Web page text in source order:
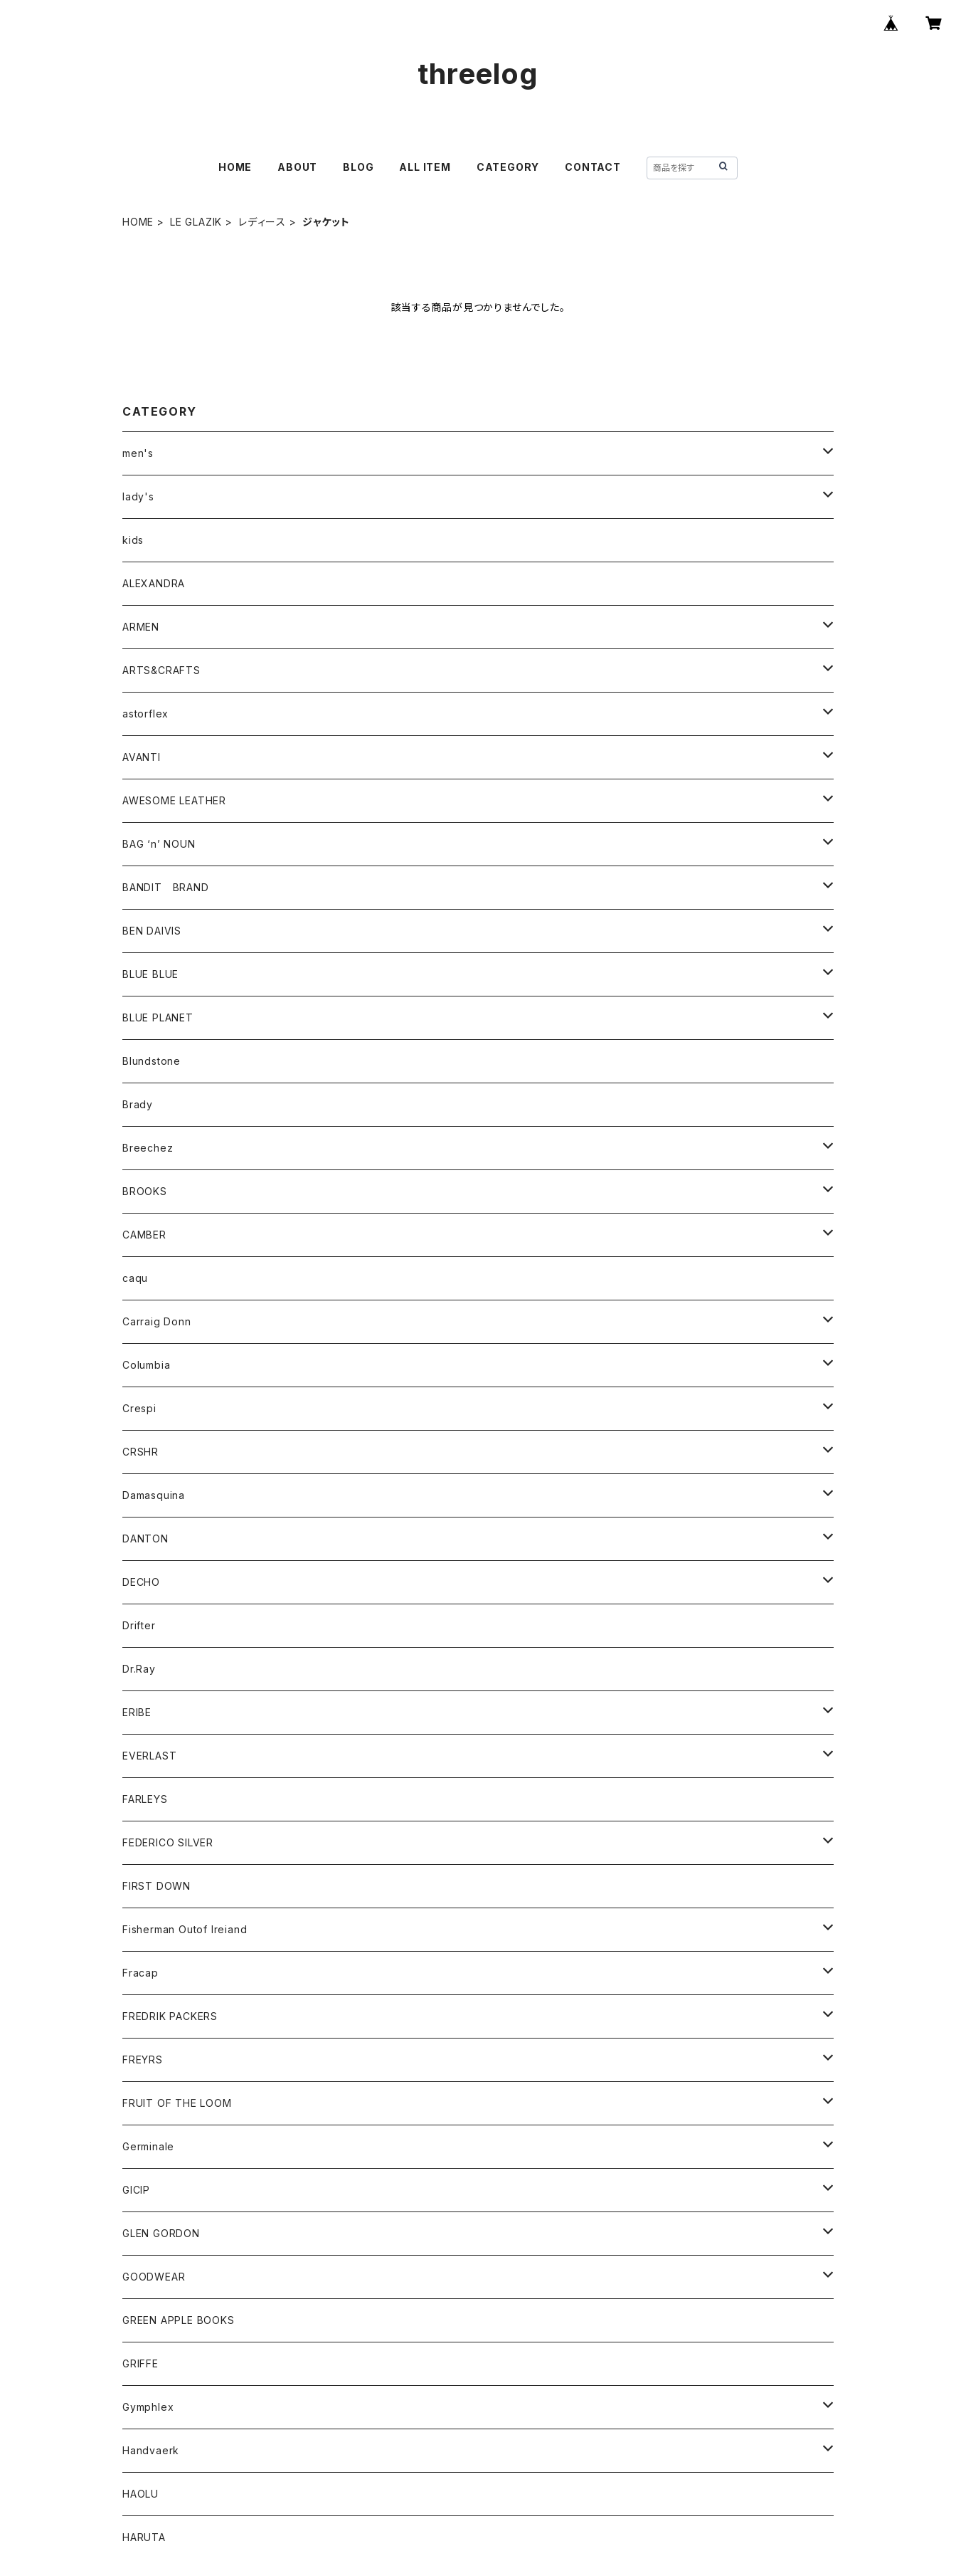
threelog
HOME ABOUT BLOG ALL ITEM CATEGORY CONTACT
HOME LE GLAZIK レディース ジャケット
該当する商品が見つかりませんでした。
CATEGORY
men's
アウター
トップス
Tシャツ
シャツ
ボトムス
lady's
アウター
トップス
Tシャツ・カットソー
シャツ・ブラウス
ボトムス
パンツ
スカート
ワンピース・オールインワン
バッグ
シューズ
アクセサリー
その他雑貨
kids
ALEXANDRA
ARMEN
アウター
コート
ジャケット
トップス
ベスト
シャツ
ワンピース
ボトム
スカート
パンツ
グッズ
靴
ARTS&CRAFTS
アクセサリー
ウォレット
バッグ
astorflex
グッズ
靴
AVANTI
シャツ
AWESOME LEATHER
アウター
革ジャケット
BAG ‘n’ NOUN
アクセサリー
バッグ
ポーチ
BANDIT BRAND
トップス
Ｔシャツ
BEN DAIVIS
ポトム
パンツ
BLUE BLUE
アウター
カーディガン
コート
アクセサリー
バッグ
ベルト
キッズ
Tシャツ
グッズ
アンダーウェアー
カードホルダー
チーフ
バンダナ
トップス
カーディガン
トレーナー
パーカー
ボトム
オーバーオール
ショートパンツ
レディース
オーバーオール
カーディガン
Tシャツ
パーカー
BLUE PLANET
サングラス
Blundstone
Brady
Breechez
シャツ
BROOKS
グッズ
靴
CAMBER
トップス
ハーフスリーブTシャツ
caqu
Carraig Donn
ニット
Columbia
アウター
ジャケット
Crespi
ジャケット
ワンピース
ブラウス
CRSHR
キャップ
Damasquina
ウォレット
カードケース
バッグ
DANTON
アウター
コート
ジャケット
アクセサリー
バッグ
キッズ
シャツ
Tシャツ
グッズ
帽子
トップス
シャツ
セーター
ボトム
ショートパンツ
パンツ
レディース
コート
ジャケット
Tシャツ
ボトム
DECHO
帽子
Drifter
Dr.Ray
ERIBE
ニット
EVERLAST
トップス
ジャケット
スエットシャツ
ボトム
スエットパンツ
グッズ
帽子
FARLEYS
FEDERICO SILVER
アクセサリー
FIRST DOWN
Fisherman Outof Ireiand
ニット
Fracap
グッズ
靴
FREDRIK PACKERS
アクセサリー
バッグ
FREYRS
サングラス
FRUIT OF THE LOOM
アウター
パーカー
グッズ
ネクタイ
チーフ
トップス
シャツ
タンクトップ
ボトム
ショートパンツ
スカート
レディース
スカート
Tシャツ
Germinale
靴
サンダル
GICIP
トップス
Tシャツ
GLEN GORDON
グッズ
手袋
GOODWEAR
トップス
Tシャツ
GREEN APPLE BOOKS
GRIFFE
Gymphlex
アウター
カーディガン
コート
トップス
シャツ
レディース
Handvaerk
トップス
Tシャツ
HAOLU
HARUTA